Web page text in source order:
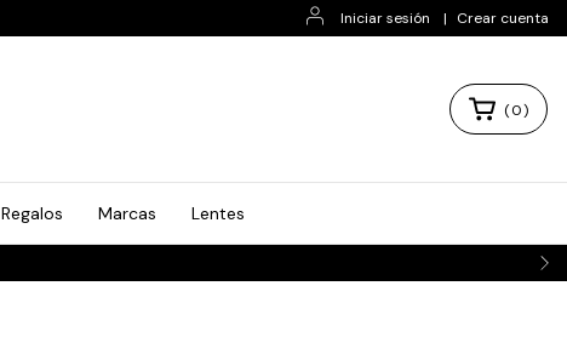
Iniciar sesión | Crear cuenta
(0)
Regalos Marcas Lentes